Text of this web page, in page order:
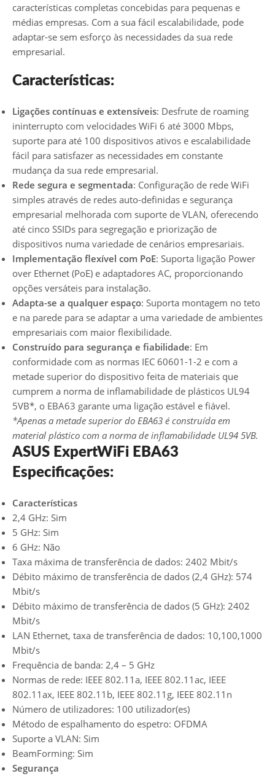
características completas concebidas para pequenas e
médias empresas. Com a sua fácil escalabilidade, pode
adaptar-se sem esforço às necessidades da sua rede
empresarial.
Características:
Ligações contínuas e extensíveis: Desfrute de roaming
ininterrupto com velocidades WiFi 6 até 3000 Mbps,
suporte para até 100 dispositivos ativos e escalabilidade
fácil para satisfazer as necessidades em constante
mudança da sua rede empresarial.
Rede segura e segmentada: Configuração de rede WiFi
simples através de redes auto-definidas e segurança
empresarial melhorada com suporte de VLAN, oferecendo
até cinco SSIDs para segregação e priorização de
dispositivos numa variedade de cenários empresariais.
Implementação flexível com PoE: Suporta ligação Power
over Ethernet (PoE) e adaptadores AC, proporcionando
opções versáteis para instalação.
Adapta-se a qualquer espaço: Suporta montagem no teto
e na parede para se adaptar a uma variedade de ambientes
empresariais com maior flexibilidade.
Construído para segurança e fiabilidade: Em
conformidade com as normas IEC 60601-1-2 e com a
metade superior do dispositivo feita de materiais que
cumprem a norma de inflamabilidade de plásticos UL94
5VB*, o EBA63 garante uma ligação estável e fiável.
*Apenas a metade superior do EBA63 é construída em
material plástico com a norma de inflamabilidade UL94 5VB.
ASUS ExpertWiFi EBA63
Especificações:
Características
2,4 GHz: Sim
5 GHz: Sim
6 GHz: Não
Taxa máxima de transferência de dados: 2402 Mbit/s
Débito máximo de transferência de dados (2,4 GHz): 574
Mbit/s
Débito máximo de transferência de dados (5 GHz): 2402
Mbit/s
LAN Ethernet, taxa de transferência de dados: 10,100,1000
Mbit/s
Frequência de banda: 2,4 – 5 GHz
Normas de rede: IEEE 802.11a, IEEE 802.11ac, IEEE
802.11ax, IEEE 802.11b, IEEE 802.11g, IEEE 802.11n
Número de utilizadores: 100 utilizador(es)
Método de espalhamento do espetro: OFDMA
Suporte a VLAN: Sim
BeamForming: Sim
Segurança